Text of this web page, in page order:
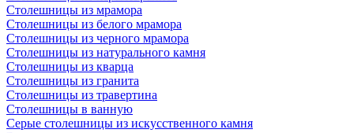
Столешницы из мрамора
Столешницы из белого мрамора
Столешницы из черного мрамора
Столешницы из натурального камня
Столешницы из кварца
Столешницы из гранита
Столешницы из травертина
Столешницы в ванную
Серые столешницы из искусственного камня